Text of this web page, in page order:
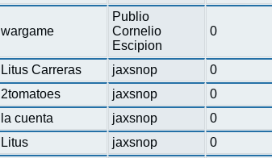
wargame
Publio
Cornelio
Escipion
0
Litus Carreras jaxsnop 0
2tomatoes jaxsnop 0
la cuenta jaxsnop 0
Litus jaxsnop 0